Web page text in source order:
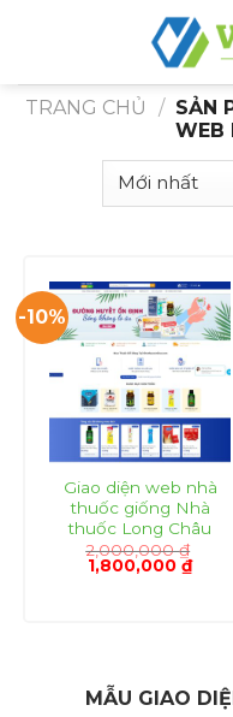
TRANG CHỦ
/ SẢN
WEB
-10%
Giao diện web nhà
thuốc giống Nhà
thuốc Long Châu
2,000,000₫
Giá
gốc
1,800,000₫Giá
hiện
MẪU GIAO